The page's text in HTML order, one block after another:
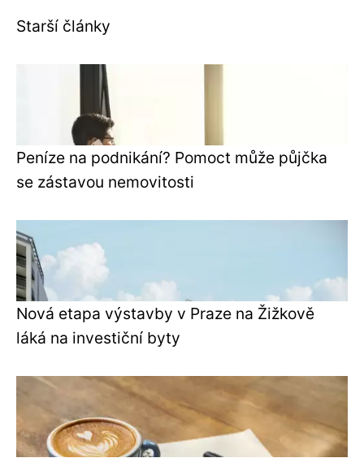
Starší články
Peníze na podnikání? Pomoct může půjčka
se zástavou nemovitosti
Nová etapa výstavby v Praze na Žižkově
láká na investiční byty